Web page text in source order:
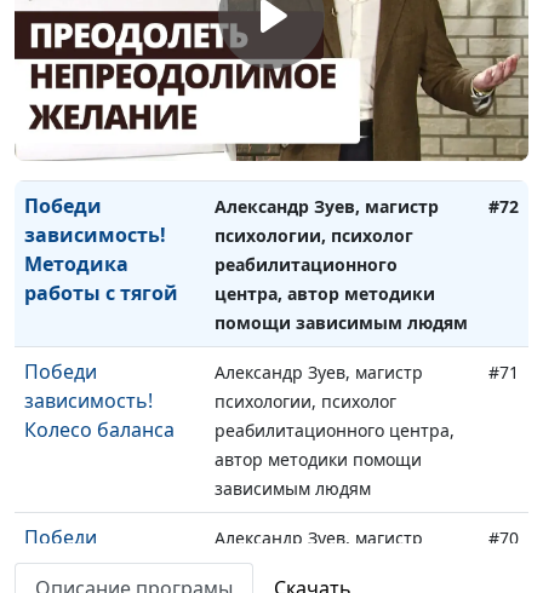
Победи
зависимость! Кто
я такой?
Александр Зуев, магистр
психологии, психолог
реабилитационного центра,
автор методики помощи
зависимым людям
#73
Победи
зависимость!
Методика
работы с тягой
Александр Зуев, магистр
психологии, психолог
реабилитационного
центра, автор методики
помощи зависимым людям
#72
Победи
зависимость!
Колесо баланса
Александр Зуев, магистр
психологии, психолог
реабилитационного центра,
автор методики помощи
зависимым людям
#71
Победи
зависимость!
Александр Зуев, магистр
психологии, психолог
#70
Описание програмы Скачать